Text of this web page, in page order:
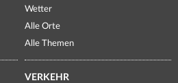
Wetter
Alle Orte
Alle Themen
VERKEHR